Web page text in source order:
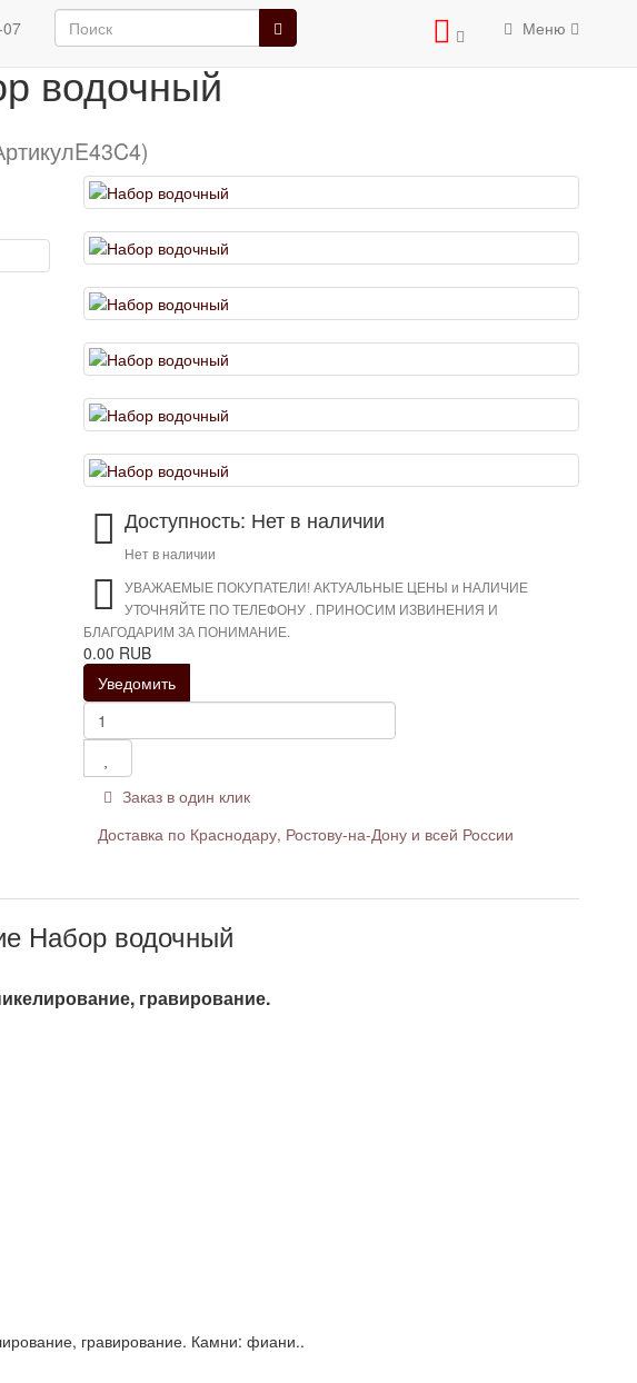
Меню
Набор водочный
водочный
Доступность: Нет в наличии
Нет в наличии
УВАЖАЕМЫЕ ПОКУПАТЕЛИ! АКТУАЛЬНЫЕ ЦЕНЫ и НАЛИЧИЕ
УТОЧНЯЙТЕ ПО ТЕЛЕФОНУ . ПРИНОСИМ ИЗВИНЕНИЯ И
БЛАГОДАРИМ ЗА ПОНИМАНИЕ.
0.00 RUB
Уведомить
Заказ в один клик
Доставка по Краснодару, Ростову-на-Дону и всей России
Набор водочный
гравирование.
гравирование. Камни: фиани..